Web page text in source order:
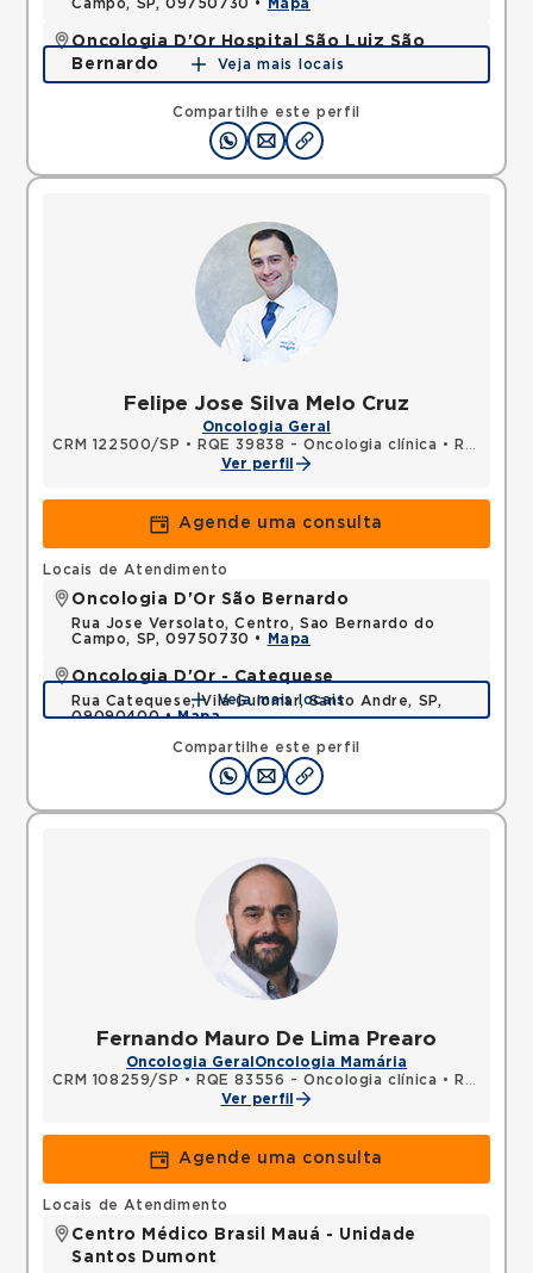
Compartilhe este perfil
Campo, SP, 09750730 •
Mapa
Oncologia D'Or Hospital São Luiz São
Bernardo
Avenida Joao Firmino, Assuncao, Sao Bernardo do
Campo, SP, 09810250 •
Mapa
Veja mais locais
Felipe Jose Silva Melo Cruz
Oncologia Geral
CRM 122500/SP • RQE 39838 - Oncologia clínica •
RQE 39839 - Clínica médica
Ver perfil
Agende uma consulta
Compartilhe este perfil
Locais de Atendimento
Oncologia D'Or São Bernardo
Rua Jose Versolato, Centro, Sao Bernardo do
Campo, SP, 09750730 •
Mapa
Oncologia D'Or - Catequese
Rua Catequese, Vila Guiomar, Santo Andre, SP,
09090400 •Mapa
Veja mais locais
Fernando Mauro De Lima Prearo
Oncologia Geral Oncologia Mamária
CRM 108259/SP • RQE 83556 - Oncologia clínica •
RQE 83557 - Clínica médica
Ver perfil
Agende uma consulta
Locais de Atendimento
Centro Médico Brasil Mauá - Unidade
Santos Dumont